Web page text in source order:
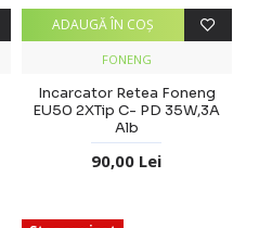
FONENG
Incarcator Retea Foneng
EU50 2XTip C- PD 35W,3A
Alb
90,00 Lei
ADAUGĂ ÎN COŞ